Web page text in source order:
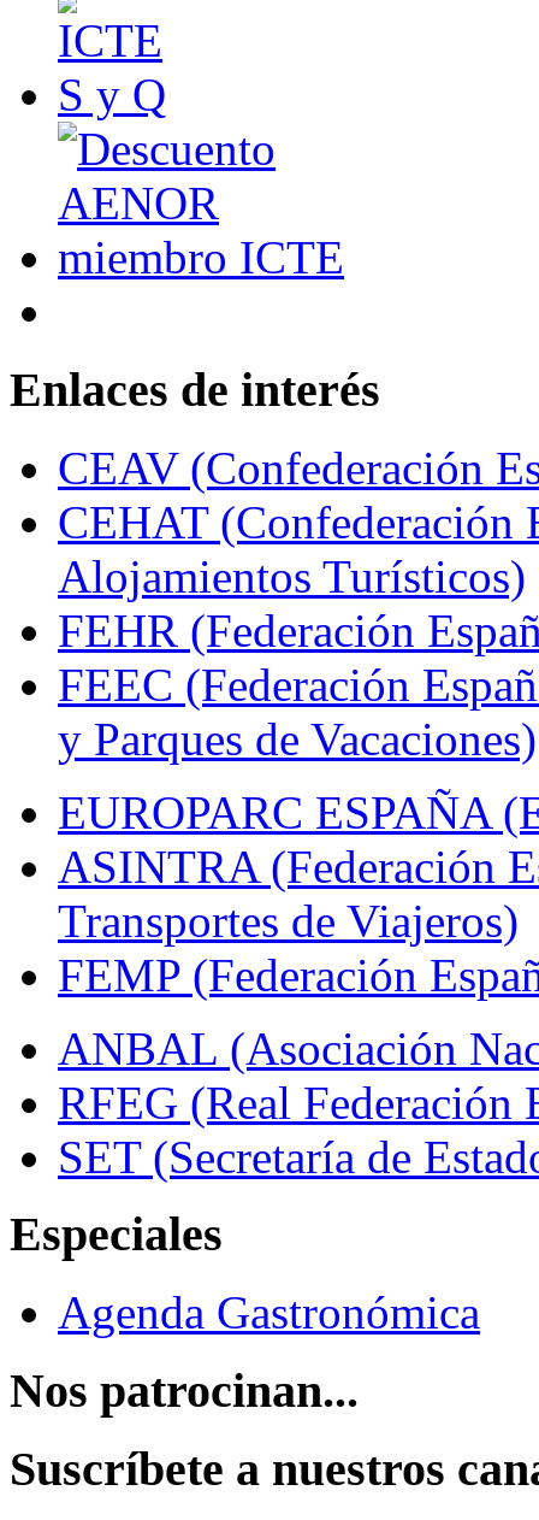
Enlaces de interés
CEAV (Confederación
CEHAT (Confederación
Alojamientos Turísticos)
FEHR (Federación
FEEC (Federación
y Parques de Vacaciones)
EUROPARC ESPAÑA
ASINTRA (Federación
Transportes de Viajeros)
FEMP (Federación
ANBAL (Asociación
RFEG (Real Federación
SET (Secretaría de
Especiales
Agenda Gastronómica
Nos patrocinan...
Suscríbete a nuestros